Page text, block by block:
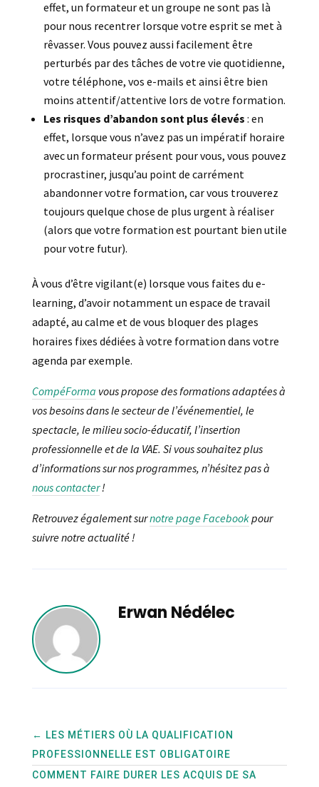
effet, un formateur et un groupe ne sont pas là
pour nous recentrer lorsque votre esprit se met à
rêvasser. Vous pouvez aussi facilement être
perturbés par des tâches de votre vie quotidienne,
votre téléphone, vos e-mails et ainsi être bien
moins attentif/attentive lors de votre formation.
Les risques d’abandon sont plus élevés : en
effet, lorsque vous n’avez pas un impératif horaire
avec un formateur présent pour vous, vous pouvez
procrastiner, jusqu’au point de carrément
abandonner votre formation, car vous trouverez
toujours quelque chose de plus urgent à réaliser
(alors que votre formation est pourtant bien utile
pour votre futur).
À vous d’être vigilant(e) lorsque vous faites du e-
learning, d’avoir notamment un espace de travail
adapté, au calme et de vous bloquer des plages
horaires fixes dédiées à votre formation dans votre
agenda par exemple.
CompéForma vous propose des formations adaptées à
vos besoins dans le secteur de l’événementiel, le
spectacle, le milieu socio-éducatif, l’insertion
professionnelle et de la VAE. Si vous souhaitez plus
d’informations sur nos programmes, n’hésitez pas à
nous contacter!
Retrouvez également surnotre page Facebookpour
suivre notre actualité !
Erwan Nédélec
← LES MÉTIERS OÙ LA QUALIFICATION
PROFESSIONNELLE EST OBLIGATOIRE
COMMENT FAIRE DURER LES ACQUIS DE SA